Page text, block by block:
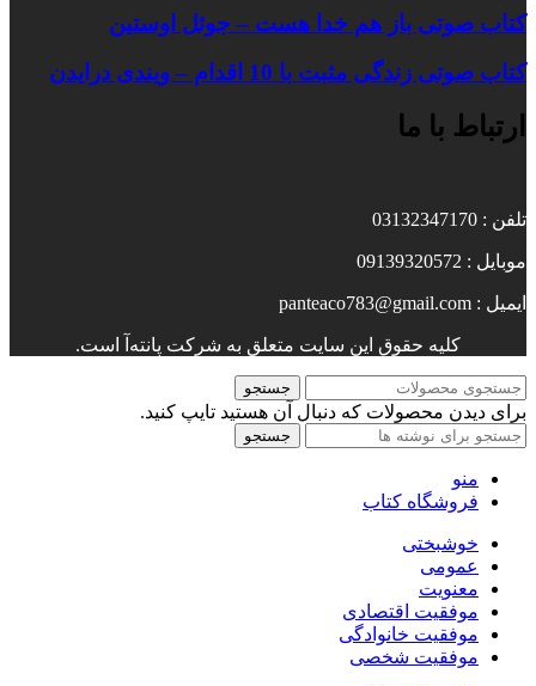
کتاب صوتی باز هم خدا هست – جوئل اوستین
کتاب صوتی زندگی مثبت با 10 اقدام – ویندی درایدن
ارتباط با ما
تلفن : 03132347170
موبایل : 09139320572
ایمیل : panteaco783@gmail.com
کلیه حقوق این سایت متعلق به شرکت پانته‌آ است.
جستجو
برای دیدن محصولات که دنبال آن هستید تایپ کنید.
جستجو
منو
فروشگاه کتاب
خوشبختی
عمومی
معنویت
موفقیت اقتصادی
موفقیت خانوادگی
موفقیت شخصی